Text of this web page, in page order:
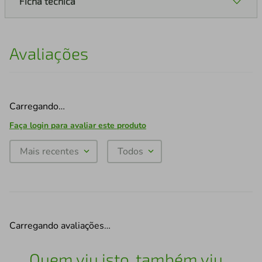
Avaliações
Carregando…
Faça login para avaliar este produto
Mais recentes Todos
Carregando avaliações…